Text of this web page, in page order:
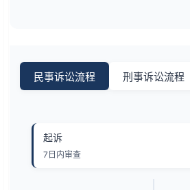
民事诉讼流程 刑事诉讼流程
起诉
7日内审查